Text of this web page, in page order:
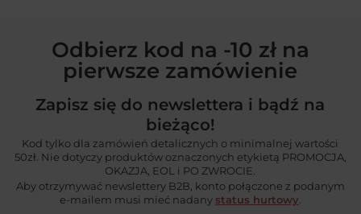
Odbierz kod na -10 zł na
pierwsze zamówienie
Zapisz się do newslettera i bądź na
bieżąco!
Kod tylko dla zamówień detalicznych o minimalnej wartości
50zł. Nie dotyczy produktów oznaczonych etykietą PROMOCJA,
OKAZJA, EOL i PO ZWROCIE.
Aby otrzymywać newslettery B2B, konto połączone z podanym
e-mailem musi mieć nadany status hurtowy.